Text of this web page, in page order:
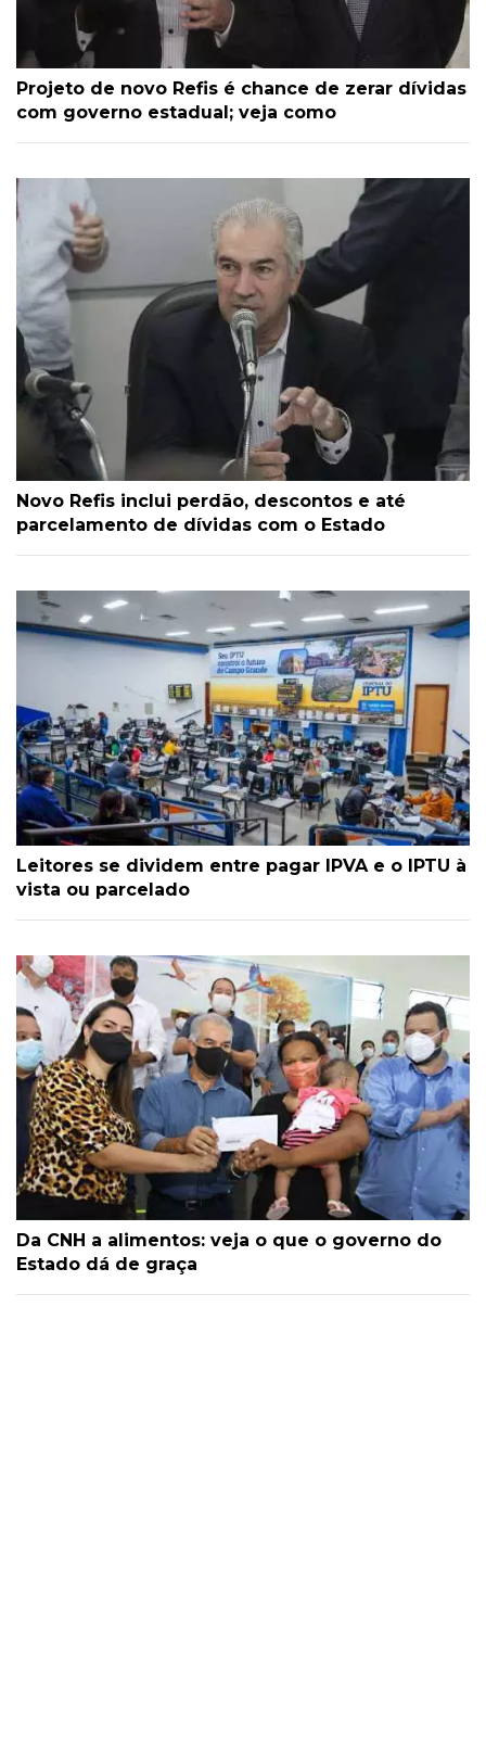
Projeto de novo Refis é chance de zerar dívidas
com governo estadual; veja como
Novo Refis inclui perdão, descontos e até
parcelamento de dívidas com o Estado
Leitores se dividem entre pagar IPVA e o IPTU à
vista ou parcelado
Da CNH a alimentos: veja o que o governo do
Estado dá de graça